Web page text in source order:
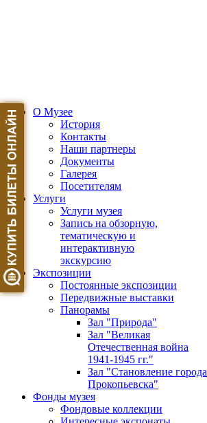
О Музее
История
Контакты
Наши партнеры
Документы
Галерея
Посетителям
Услуги
Услуги музея
Запись на обзорную,
тематическую и
интерактивную
экскурсию
Экспозиции
Постоянные экспозиции
Передвижные выставки
Панорамы
Зал "Природа"
Зал "Великая
Отечественная война
1941-1945 гг."
Зал "Становление города
Прокопьевска"
Фонды музея
Фондовые коллекции